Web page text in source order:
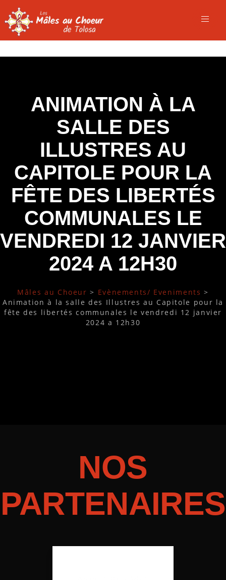
ANIMATION À LA
SALLE DES
ILLUSTRES AU
CAPITOLE POUR LA
FÊTE DES LIBERTÉS
COMMUNALES LE
VENDREDI 12 JANVIER
2024 A 12H30
Mâles au Choeur > Evènements/ Eveniments >
Animation à la salle des Illustres au Capitole pour la
fête des libertés communales le vendredi 12 janvier
2024 a 12h30
NOS
PARTENAIRES